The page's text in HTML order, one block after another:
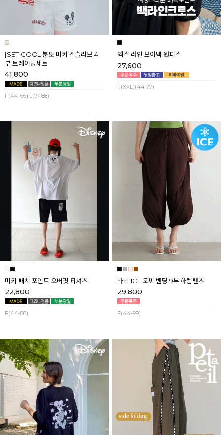
[SET]COOL 분또 미키 캡슬리브 4
부 트레이닝세트
41,800
F(44-66),L(77-88)
엑스 라인 브이넥 원피스
27,600
F(XXL)(44-77)
미키 패치 포인트 오버핏 티셔츠
22,800
F(44-88)
바비 ICE 모찌 밴딩 9부 하렘팬츠
29,800
F(44-99)